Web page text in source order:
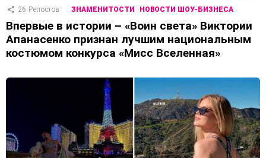
26 Репостов ЗНАМЕНИТОСТИ НОВОСТИ ШОУ-БИЗНЕСА
Впервые в истории – «Воин света» Виктории
Апанасенко признан лучшим национальным
костюмом конкурса «Мисс Вселенная»